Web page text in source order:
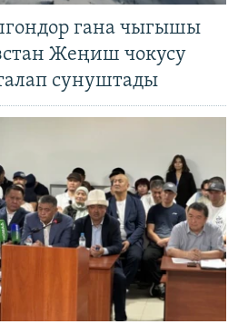
гана чыгышы
Жеңиш чокусу
сунуштады